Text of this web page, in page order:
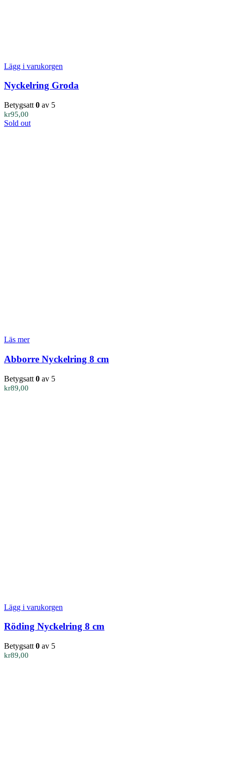
Lägg i varukorgen
Nyckelring Groda
Betygsatt 0 av 5
kr95,00
Sold out
Läs mer
Abborre Nyckelring 8 cm
Betygsatt 0 av 5
kr89,00
Lägg i varukorgen
Röding Nyckelring 8 cm
Betygsatt 0 av 5
kr89,00